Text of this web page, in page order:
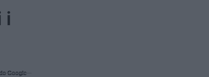
i
Google